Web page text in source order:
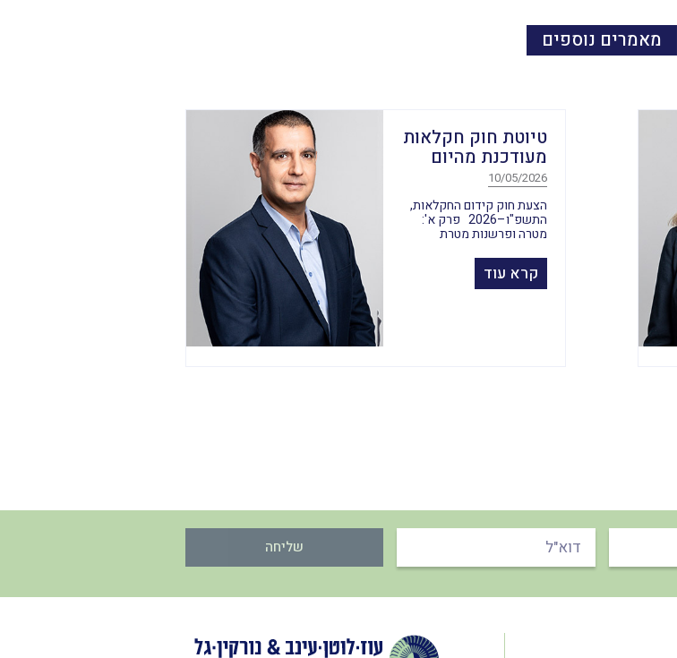
מאמרים נוספים
טיוטת חוק חקלאות
מעודכנת מהיום
10/05/2026
הצעת חוק קידום החקלאות,
התשפ"ו–2026 פרק א':
מטרה ופרשנות מטרת
קרא עוד
שליחה